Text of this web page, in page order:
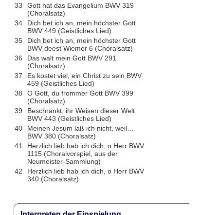
33
Gott hat das Evangelium BWV 319
(Choralsatz)
34
Dich bet ich an, mein höchster Gott
BWV 449 (Geistliches Lied)
35
Dich bet ich an, mein höchster Gott
BWV deest Wiemer 6 (Choralsatz)
36
Das walt mein Gott BWV 291
(Choralsatz)
37
Es kostet viel, ein Christ zu sein BWV
459 (Geistliches Lied)
38
O Gott, du frommer Gott BWV 399
(Choralsatz)
39
Beschränkt, ihr Weisen dieser Welt
BWV 443 (Geistliches Lied)
40
Meinen Jesum laß ich nicht, weil…
BWV 380 (Choralsatz)
41
Herzlich lieb hab ich dich, o Herr BWV
1115 (Choralvorspiel, aus der
Neumeister-Sammlung)
42
Herzlich lieb hab ich dich, o Herr BWV
340 (Choralsatz)